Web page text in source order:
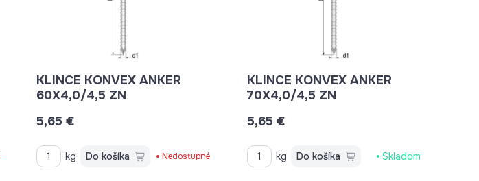
KLINCE KONVEX ANKER
60X4,0/4,5 ZN
5,65 €
kg Do košíka Nedostupné
KLINCE KONVEX ANKER
70X4,0/4,5 ZN
5,65 €
kg Do košíka Skladom